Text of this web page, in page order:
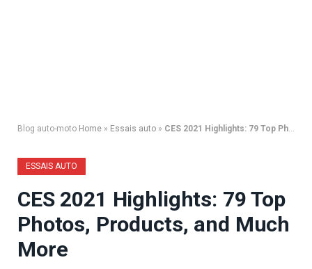
Blog auto-moto Home » Essais auto » CES 2021 Highlights: 79 Top Photos, Products, and Much More
ESSAIS AUTO
CES 2021 Highlights: 79 Top
Photos, Products, and Much
More